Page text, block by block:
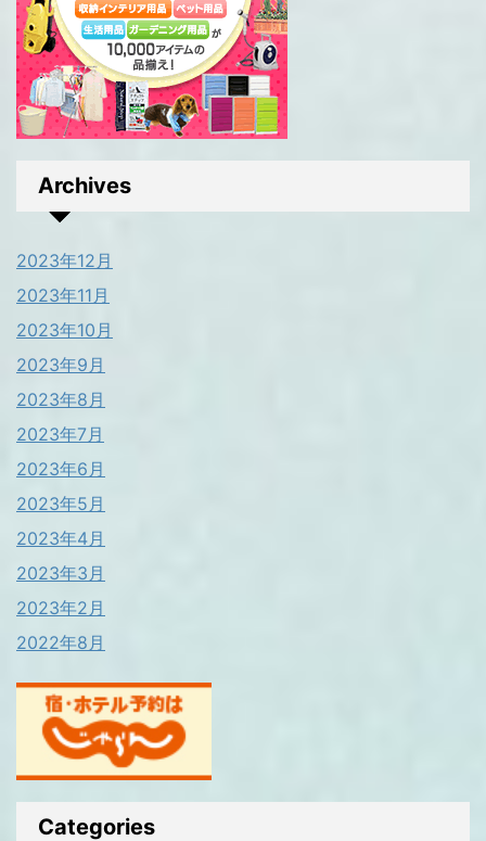
Archives
2023年12月
2023年11月
2023年10月
2023年9月
2023年8月
2023年7月
2023年6月
2023年5月
2023年4月
2023年3月
2023年2月
2022年8月
Categories